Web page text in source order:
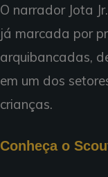
O narrador Jota
já marcada por
arquibancadas,
em um dos
crianças.
Conheça o